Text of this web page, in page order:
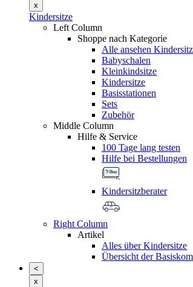
x
Kindersitze
Left Column
Shoppe nach Kategorie
Alle ansehen
Babyschalen
Kleinkindsitze
Kindersitze
Basisstationen
Sets
Zubehör
Middle Column
Hilfe & Service
100 Tage lang testen
Hilfe bei Bestellungen
Kindersitzberater
Right Column
Artikel
Alles über Kindersitze
Übersicht der
<
x